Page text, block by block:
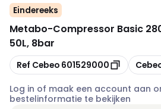
Eindereeks
Metabo-Compressor Basic
50L, 8bar
Kopiëren
Ref Cebeo 601529000
Log in of maak een account aan
bestelinformatie te bekijken